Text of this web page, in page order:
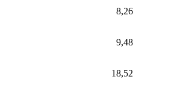
8,26
9,48
18,52